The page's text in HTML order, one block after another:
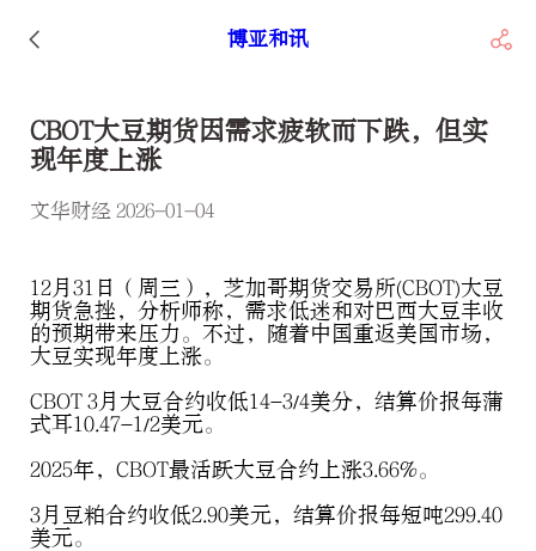
博亚和讯
CBOT大豆期货因需求疲软而下跌，但实
现年度上涨
文华财经 2026-01-04
12月31日（周三），芝加哥期货交易所(CBOT)大豆
期货急挫，分析师称，需求低迷和对巴西大豆丰收
的预期带来压力。不过，随着中国重返美国市场，
大豆实现年度上涨。
CBOT 3月大豆合约收低14-3/4美分，结算价报每蒲
式耳10.47-1/2美元。
2025年，CBOT最活跃大豆合约上涨3.66%。
3月豆粕合约收低2.90美元，结算价报每短吨299.40
美元。